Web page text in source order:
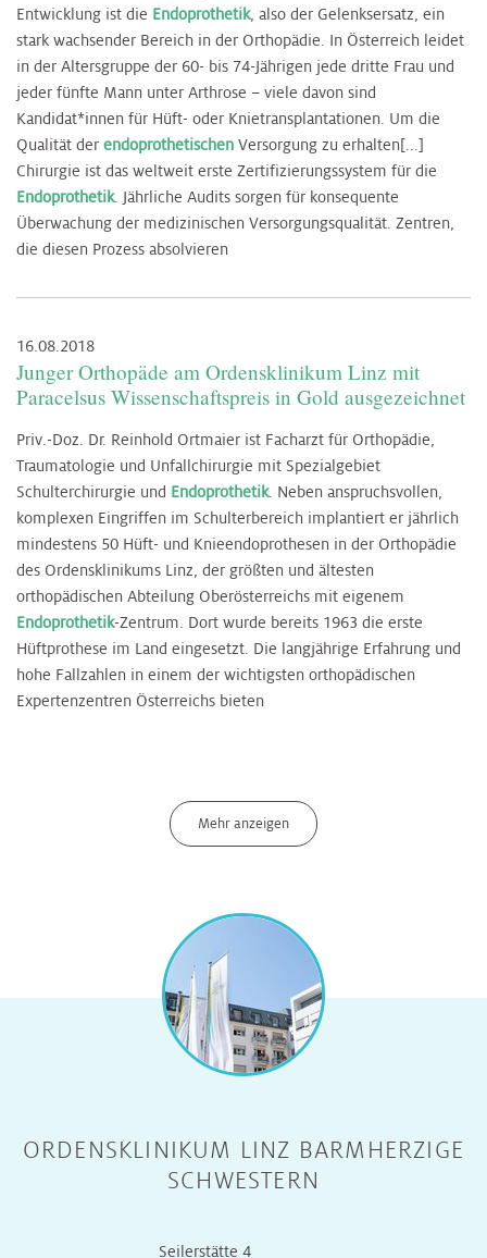
Entwicklung ist die Endoprothetik, also der Gelenksersatz, ein
stark wachsender Bereich in der Orthopädie. In Österreich leidet
in der Altersgruppe der 60- bis 74-Jährigen jede dritte Frau und
jeder fünfte Mann unter Arthrose – viele davon sind
Kandidat*innen für Hüft- oder Knietransplantationen. Um die
Qualität der endoprothetischen Versorgung zu erhalten[...]
Chirurgie ist das weltweit erste Zertifizierungssystem für die
Endoprothetik. Jährliche Audits sorgen für konsequente
Überwachung der medizinischen Versorgungsqualität. Zentren,
die diesen Prozess absolvieren
16.08.2018
Junger Orthopäde am Ordensklinikum Linz mit
Paracelsus Wissenschaftspreis in Gold ausgezeichnet
Priv.-Doz. Dr. Reinhold Ortmaier ist Facharzt für Orthopädie,
Traumatologie und Unfallchirurgie mit Spezialgebiet
Schulterchirurgie und Endoprothetik. Neben anspruchsvollen,
komplexen Eingriffen im Schulterbereich implantiert er jährlich
mindestens 50 Hüft- und Knieendoprothesen in der Orthopädie
des Ordensklinikums Linz, der größten und ältesten
orthopädischen Abteilung Oberösterreichs mit eigenem
Endoprothetik-Zentrum. Dort wurde bereits 1963 die erste
Hüftprothese im Land eingesetzt. Die langjährige Erfahrung und
hohe Fallzahlen in einem der wichtigsten orthopädischen
Expertenzentren Österreichs bieten
Mehr anzeigen
ORDENSKLINIKUM LINZ BARMHERZIGE
SCHWESTERN
Seilerstätte 4